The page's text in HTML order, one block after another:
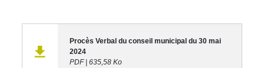
Procès Verbal du conseil municipal du 30 mai
2024
PDF|635,58 Ko